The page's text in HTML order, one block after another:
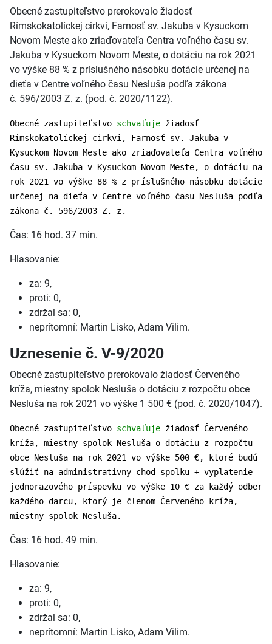
Obecné zastupiteľstvo prerokovalo žiadosť
Rímskokatolíckej cirkvi, Farnosť sv. Jakuba v Kysuckom
Novom Meste ako zriaďovateľa Centra voľného času sv.
Jakuba v Kysuckom Novom Meste, o dotáciu na rok 2021
vo výške 88 % z príslušného násobku dotácie určenej na
dieťa v Centre voľného času Nesluša podľa zákona
č. 596/2003 Z. z. (pod. č. 2020/1122).
Obecné zastupiteľstvo schvaľuje žiadosť
Rímskokatolíckej cirkvi, Farnosť sv. Jakuba v
Kysuckom Novom Meste ako zriaďovateľa Centra voľného
času sv. Jakuba v Kysuckom Novom Meste, o dotáciu na
rok 2021 vo výške 88 % z príslušného násobku dotácie
určenej na dieťa v Centre voľného času Nesluša podľa
zákona č. 596/2003 Z. z.
Čas: 16 hod. 37 min.
Hlasovanie:
za: 9,
proti: 0,
zdržal sa: 0,
neprítomní: Martin Lisko, Adam Vilim.
Uznesenie č. V-9/2020
Obecné zastupiteľstvo prerokovalo žiadosť Červeného
kríža, miestny spolok Nesluša o dotáciu z rozpočtu obce
Nesluša na rok 2021 vo výške 1 500 € (pod. č. 2020/1047).
Obecné zastupiteľstvo schvaľuje žiadosť Červeného
kríža, miestny spolok Nesluša o dotáciu z rozpočtu
obce Nesluša na rok 2021 vo výške 500 €, ktoré budú
slúžiť na administratívny chod spolku + vyplatenie
jednorazového príspevku vo výške 10 € za každý odber
každého darcu, ktorý je členom Červeného kríža,
miestny spolok Nesluša.
Čas: 16 hod. 49 min.
Hlasovanie:
za: 9,
proti: 0,
zdržal sa: 0,
neprítomní: Martin Lisko, Adam Vilim.